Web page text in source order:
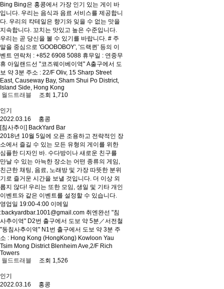
Bing Bing은 홍콩에서 가장 인기 있는 게이 바
입니다. 우리는 음식과 음료 서비스를 제공합니
다. 우리의 칵테일은 향기와 잊을 수 없는 맛을
지속합니다. 꼬치는 맛있고 높은 수준입니다.
우리는 곧 당신을 볼 수 있기를 바랍니다. # 주
말을 중심으로 'GOOBOBOY', '드랙퀸' 등의 이
벤트 연락처 : +852 6908 5088 휴무일 : 연중무
휴 아일랜드선 "코즈웨이베이역" A출구에서 도
보 약 3분 주소 : 22/F Oliv, 15 Sharp Street
East, Causeway Bay, Sham Shui Po District,
Island Side, Hong Kong
월드트래블
조회 1,710
인기
2022.03.16 홍콩
[침사추이] BackYard Bar
2018년 10월 5일에 오픈 조용하고 전략적인 장
소에서 즐길 수 있는 모든 유형의 게이를 위한
심플한 디자인 바. 수다방이나 새로운 친구를
만날 수 있는 아늑한 장소는 어떤 종류의 게임,
친근한 채팅, 음료, 노래방 및 가장 따뜻한 분위
기로 즐거운 시간을 보낼 것입니다. 더 이상 외
롭지 않다! 우리는 또한 모임, 생일 및 기타 개인
이벤트와 같은 이벤트를 설정할 수 있습니다.
영업일 19:00-4:00 이메일
:backyardbar.1001@gmail.com 취엔완선 "침
사추이역" D2번 출구에서 도보 약 5분／서전철
"동침사추이역" N1번 출구에서 도보 약 3분 주
소 : Hong Kong (HongKong) Kowloon Yau
Tsim Mong District Blenheim Ave,2/F Rich
Towers
월드트래블
조회 1,526
인기
2022.03.16 홍콩